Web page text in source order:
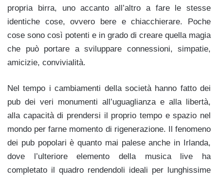
propria birra, uno accanto all’altro a fare le stesse
identiche cose, ovvero bere e chiacchierare. Poche
cose sono così potenti e in grado di creare quella magia
che può portare a sviluppare connessioni, simpatie,
amicizie, convivialità.
Nel tempo i cambiamenti della società hanno fatto dei
pub dei veri monumenti all’uguaglianza e alla libertà,
alla capacità di prendersi il proprio tempo e spazio nel
mondo per farne momento di rigenerazione. Il fenomeno
dei pub popolari è quanto mai palese anche in Irlanda,
dove l’ulteriore elemento della musica live ha
completato il quadro rendendoli ideali per lunghissime